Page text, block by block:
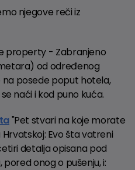
njegove reči iz
property - Zabranjeno
od određenog
na posede poput hotela,
naći i kod puno kuća.
"Pet stvari na koje morate
Hrvatskoj: Evo šta vatreni
detalja opisana pod
pored onog o pušenju, i: